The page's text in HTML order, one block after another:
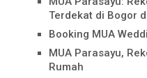
Terdekat di Bogor
Booking MUA
MUA Parasayu,
Rumah